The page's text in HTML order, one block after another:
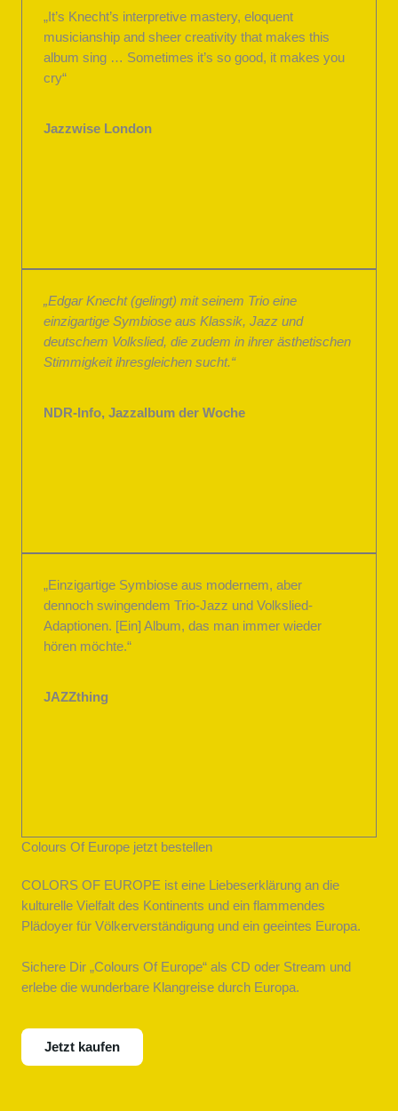
„It’s Knecht’s interpretive mastery, eloquent
musicianship and sheer creativity that makes this
album sing … Sometimes it’s so good, it makes you
cry“
Jazzwise London
„Edgar Knecht (gelingt) mit seinem Trio eine
einzigartige Symbiose aus Klassik, Jazz und
deutschem Volkslied, die zudem in ihrer ästhetischen
Stimmigkeit ihresgleichen sucht.“
NDR-Info, Jazzalbum der Woche
„Einzigartige Symbiose aus modernem, aber
dennoch swingendem Trio-Jazz und Volkslied-
Adaptionen. [Ein] Album, das man immer wieder
hören möchte.“
JAZZthing
Colours Of Europe jetzt bestellen
COLORS OF EUROPE ist eine Liebeserklärung an die
kulturelle Vielfalt des Kontinents und ein flammendes
Plädoyer für Völkerverständigung und ein geeintes Europa.
Sichere Dir „Colours Of Europe“ als CD oder Stream und
erlebe die wunderbare Klangreise durch Europa.
Jetzt kaufen